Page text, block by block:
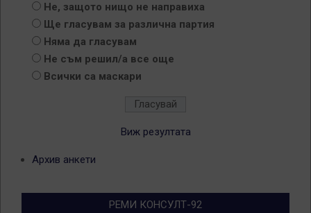
Не, защото нищо не направиха
Ще гласувам за различна партия
Няма да гласувам
Не съм решил/а все още
Всички са маскари
Виж резултата
Архив анкети
РЕМИ КОНСУЛТ-92